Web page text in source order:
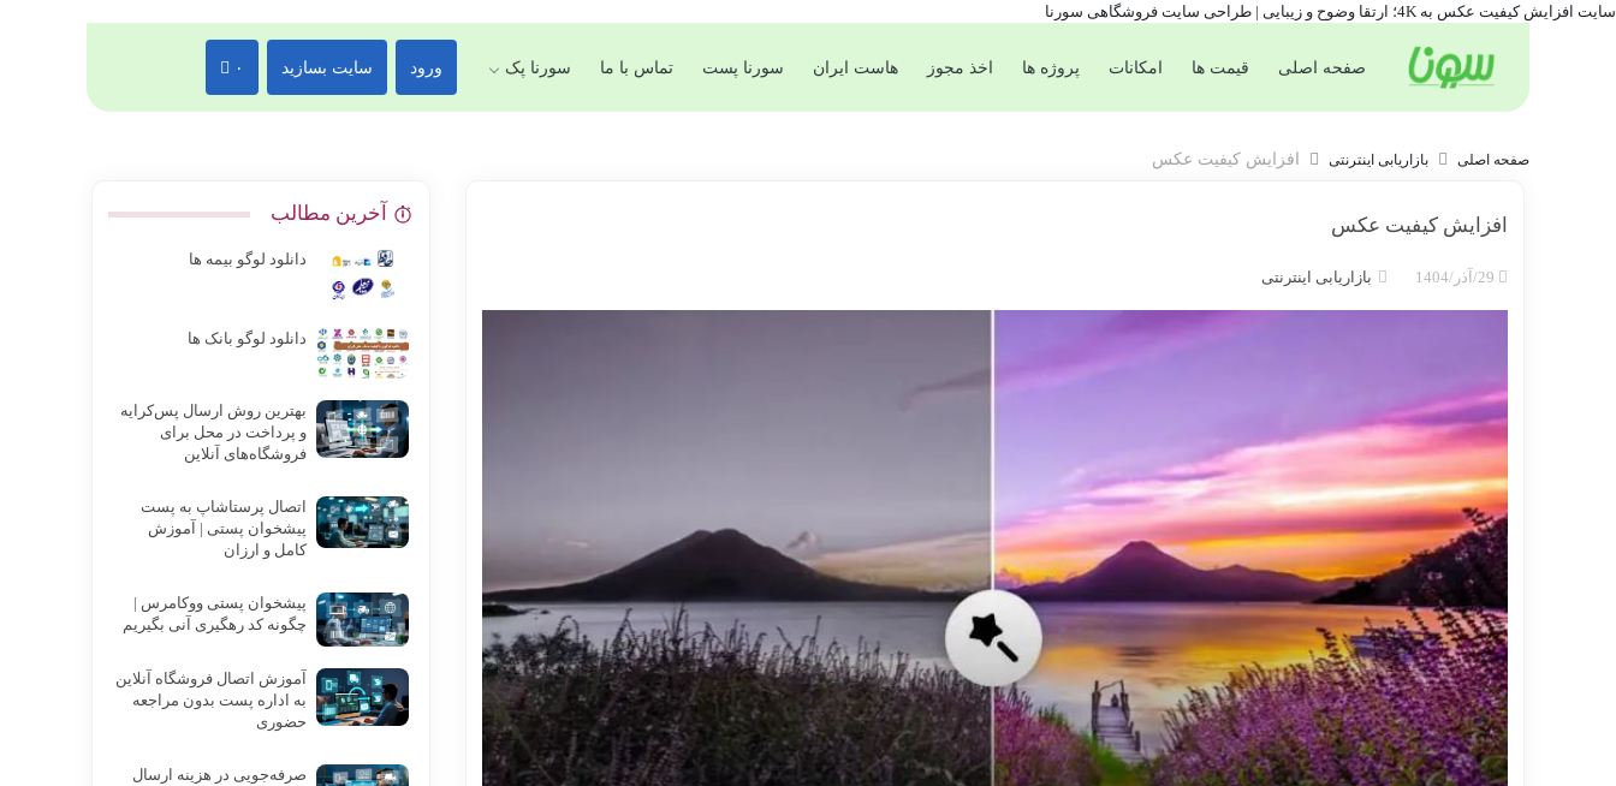
سایت افزایش کیفیت عکس به 4K؛ ارتقا وضوح و زیبایی | طراحی سایت فروشگاهی سورنا
صفحه اصلی قیمت ها امکانات پروژه ها اخذ مجوز هاست ایران سورنا پست تماس با ما سورنا پک ورود سایت بسازید ۰
صفحه اصلی بازاریابی اینترنتی افزایش کیفیت عکس
افزایش کیفیت عکس
بازاریابی اینترنتی
آخرین مطالب
دانلود لوگو بیمه ها
دانلود لوگو بانک ها
بهترین روش ارسال پس‌کرایه
و پرداخت در محل برای
فروشگاه‌های آنلاین
اتصال پرستاشاپ به پست
پیشخوان پستی | آموزش
کامل و ارزان
پیشخوان پستی ووکامرس |
چگونه کد رهگیری آنی بگیریم
آموزش اتصال فروشگاه آنلاین
به اداره پست بدون مراجعه
حضوری
صرفه‌جویی در هزینه ارسال